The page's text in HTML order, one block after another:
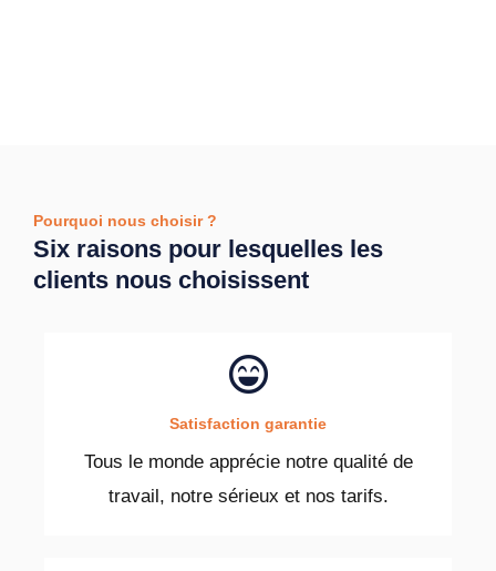
Pourquoi nous choisir ?
Six raisons pour lesquelles les
clients nous choisissent
Satisfaction garantie
Tous le monde apprécie notre qualité de
travail, notre sérieux et nos tarifs.